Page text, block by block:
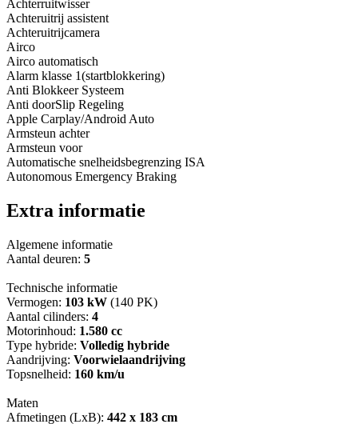
Achterruitwisser
Achteruitrij assistent
Achteruitrijcamera
Airco
Airco automatisch
Alarm klasse 1(startblokkering)
Anti Blokkeer Systeem
Anti doorSlip Regeling
Apple Carplay/Android Auto
Armsteun achter
Armsteun voor
Automatische snelheidsbegrenzing ISA
Autonomous Emergency Braking
Extra informatie
Algemene informatie
Aantal deuren: 5
Technische informatie
Vermogen: 103 kW (140 PK)
Aantal cilinders: 4
Motorinhoud: 1.580 cc
Type hybride: Volledig hybride
Aandrijving: Voorwielaandrijving
Topsnelheid: 160 km/u
Maten
Afmetingen (LxB): 442 x 183 cm